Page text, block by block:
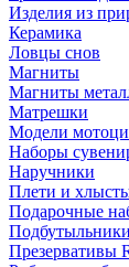
Изделия из
Керамика
Ловцы снов
Магниты
Магниты
Матрешки
Модели
Наборы
Наручники
Плети и
Подарочные
Презервативы